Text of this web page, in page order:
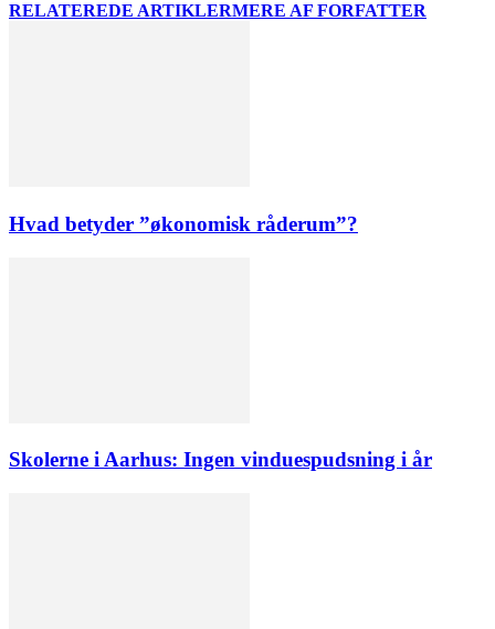
RELATEREDE ARTIKLERMERE AF FORFATTER
Hvad betyder ”økonomisk råderum”?
Skolerne i Aarhus: Ingen vinduespudsning i år